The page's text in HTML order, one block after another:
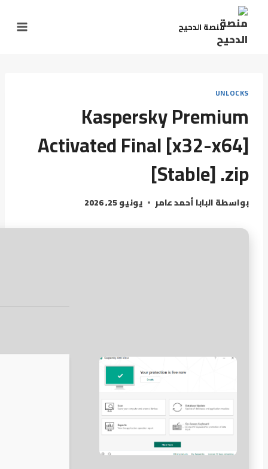
منصة الدحيح
UNLOCKS
Kaspersky Premium
Activated Final [x32-x64]
[Stable] .zip
بواسطةالبابا أحمد عامر يونيو 25, 2026